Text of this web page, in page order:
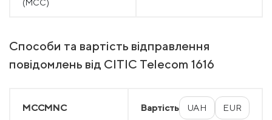
(MCC)
Способи та вартість відправлення
повідомлень від CITIC Telecom 1616
MCCMNC Вартість UAH EUR